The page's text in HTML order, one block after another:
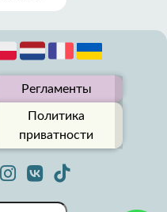
Регламенты
Политика
приватности